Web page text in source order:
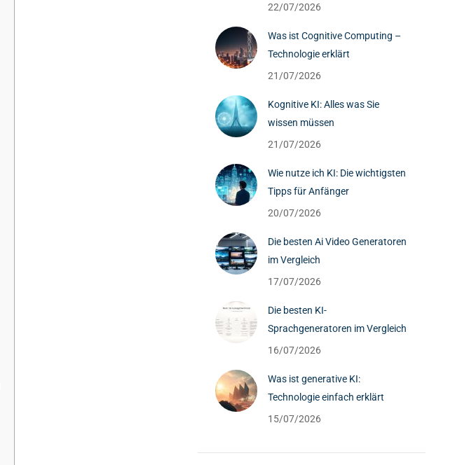
22/07/2026
Was ist Cognitive Computing –
Technologie erklärt
21/07/2026
Kognitive KI: Alles was Sie
wissen müssen
21/07/2026
Wie nutze ich KI: Die wichtigsten
Tipps für Anfänger
20/07/2026
Die besten Ai Video Generatoren
im Vergleich
17/07/2026
Die besten KI-
Sprachgeneratoren im Vergleich
16/07/2026
Was ist generative KI:
Technologie einfach erklärt
15/07/2026